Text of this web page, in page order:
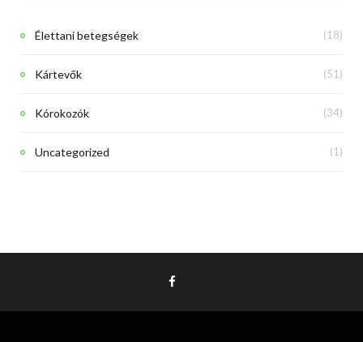
Élettani betegségek (18)
Kártevők (51)
Kórokozók (34)
Uncategorized (1)